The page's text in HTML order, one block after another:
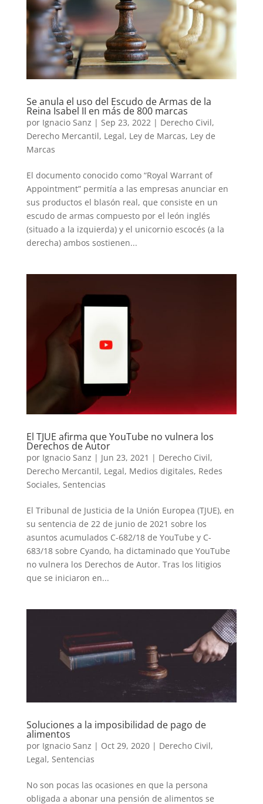
Se anula el uso del Escudo de Armas de la
Reina Isabel II en más de 800 marcas
por Ignacio Sanz | Sep 23, 2022| Derecho Civil,
Derecho Mercantil, Legal, Ley de Marcas, Ley de
Marcas
El documento conocido como “Royal Warrant of
Appointment” permitía a las empresas anunciar en
sus productos el blasón real, que consiste en un
escudo de armas compuesto por el león inglés
(situado a la izquierda) y el unicornio escocés (a la
derecha) ambos sostienen...
El TJUE afirma que YouTube no vulnera los
Derechos de Autor
por Ignacio Sanz | Jun 23, 2021 | Derecho Civil,
Derecho Mercantil, Legal, Medios digitales, Redes
Sociales, Sentencias
El Tribunal de Justicia de la Unión Europea (TJUE), en
su sentencia de 22 de junio de 2021 sobre los
asuntos acumulados C-682/18 de YouTube y C-
683/18 sobre Cyando, ha dictaminado que YouTube
no vulnera los Derechos de Autor. Tras los litigios
que se iniciaron en...
Soluciones a la imposibilidad de pago de
alimentos
por Ignacio Sanz | Oct 29, 2020| Derecho Civil,
Legal, Sentencias
No son pocas las ocasiones en que la persona
obligada a abonar una pensión de alimentos se